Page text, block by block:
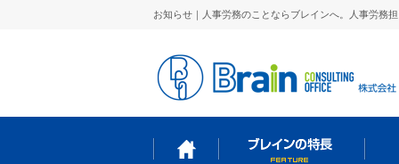
お知らせ｜人事労務のことならブレインへ。人事労務